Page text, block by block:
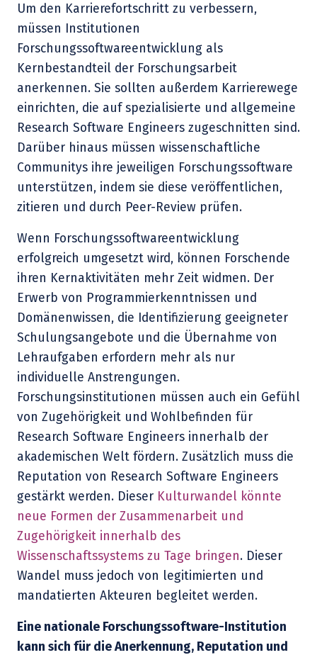
Um den Karrierefortschritt zu verbessern,
müssen Institutionen
Forschungssoftwareentwicklung als
Kernbestandteil der Forschungsarbeit
anerkennen. Sie sollten außerdem Karrierewege
einrichten, die auf spezialisierte und allgemeine
Research Software Engineers zugeschnitten sind.
Darüber hinaus müssen wissenschaftliche
Communitys ihre jeweiligen Forschungssoftware
unterstützen, indem sie diese veröffentlichen,
zitieren und durch Peer-Review prüfen.
Wenn Forschungssoftwareentwicklung
erfolgreich umgesetzt wird, können Forschende
ihren Kernaktivitäten mehr Zeit widmen. Der
Erwerb von Programmierkenntnissen und
Domänenwissen, die Identifizierung geeigneter
Schulungsangebote und die Übernahme von
Lehraufgaben erfordern mehr als nur
individuelle Anstrengungen.
Forschungsinstitutionen müssen auch ein Gefühl
von Zugehörigkeit und Wohlbefinden für
Research Software Engineers innerhalb der
akademischen Welt fördern. Zusätzlich muss die
Reputation von Research Software Engineers
gestärkt werden. Dieser Kulturwandel könnte
neue Formen der Zusammenarbeit und
Zugehörigkeit innerhalb des
Wissenschaftssystems zu Tage bringen. Dieser
Wandel muss jedoch von legitimierten und
mandatierten Akteuren begleitet werden.
Eine nationale Forschungssoftware-Institution
kann sich für die Anerkennung, Reputation und